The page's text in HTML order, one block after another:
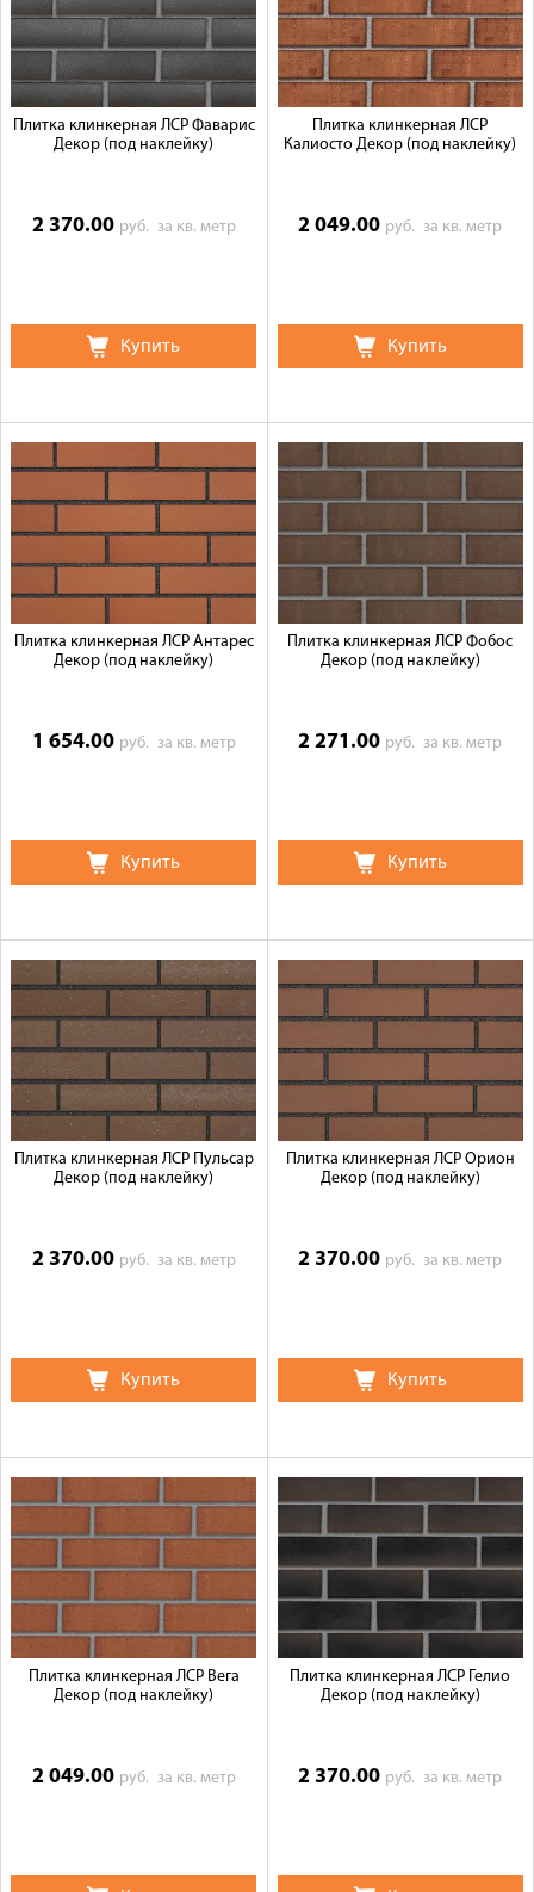
Галерея объектов
Контакты
Плитка клинкерная ЛСР Фаварис
Декор (под наклейку)
2 370.00 руб. за кв. метр
Купить
Плитка клинкерная ЛСР
Калиосто Декор (под наклейку)
2 049.00 руб.за кв. метр
Купить
Плитка клинкерная ЛСР Антарес
Декор (под наклейку)
1 654.00 руб. за кв. метр
Купить
Плитка клинкерная ЛСР Фобос
Декор (под наклейку)
2 271.00 руб.за кв. метр
Купить
Плитка клинкерная ЛСР Пульсар
Декор (под наклейку)
2 370.00 руб. за кв. метр
Купить
Плитка клинкерная ЛСР Орион
Декор (под наклейку)
2 370.00 руб.за кв. метр
Купить
Плитка клинкерная ЛСР Вега
Декор (под наклейку)
2 049.00 руб. за кв. метр
Плитка клинкерная ЛСР Гелио
Декор (под наклейку)
2 370.00 руб.за кв. метр